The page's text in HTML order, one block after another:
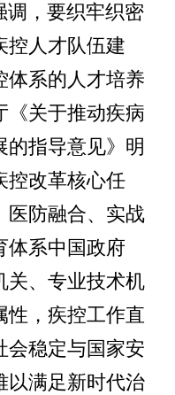
调，要织牢织密
控人才队伍建
体系的人才培养
《关于推动疾病
的指导意见》明
控改革核心任
医防融合、实战
体系中国政府
关、专业技术机
性，疾控工作直
会稳定与国家安
以满足新时代治